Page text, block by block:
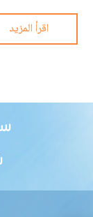
اقرأ المزيد